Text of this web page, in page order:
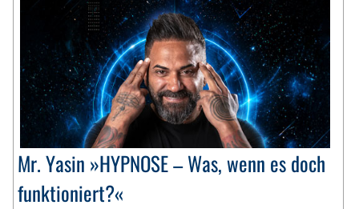
Mr. Yasin »HYPNOSE – Was, wenn es doch
funktioniert?«